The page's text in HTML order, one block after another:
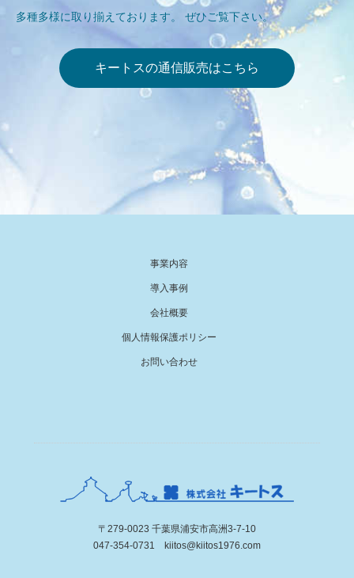
多種多様に取り揃えております。 ぜひご覧下さい。
キートスの通信販売はこちら
事業内容
導入事例
会社概要
個人情報保護ポリシー
お問い合わせ
〒279-0023 千葉県浦安市高洲3-7-10
047-354-0731 kiitos@kiitos1976.com